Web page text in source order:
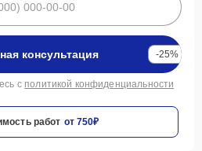
консультация -25%
с политикой конфиденциальности
работ от 750₽